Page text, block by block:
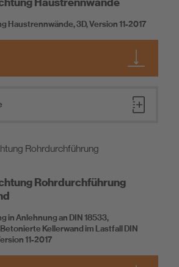
Haustrennwände, 3D, Version 11-2017
Rohrdurchführung
in Anlehnung an DIN 18533,
Kellerwand im Lastfall DIN
11-2017